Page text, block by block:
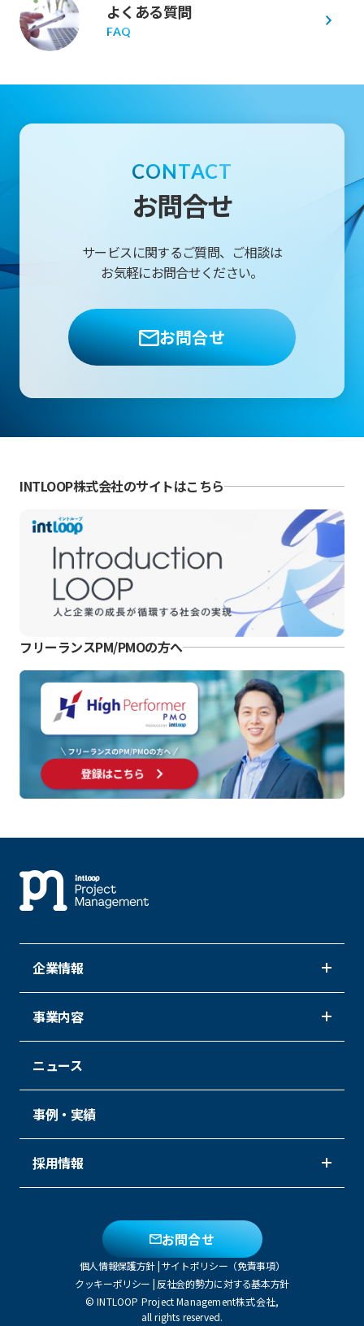
よくある質問
FAQ
CONTACT
お問合せ
サービスに関するご質問、ご相談は
お気軽にお問合せください。
お問合せ
INTLOOP株式会社のサイトはこちら
フリーランスPM/PMOの方へ
お問合せ
企業情報
事業内容
ニュース
事例・実績
採用情報
個人情報保護方針|サイトポリシー（免責事項）
クッキーポリシー | 反社会的勢力に対する基本方針
© INTLOOP Project Management株式会社,
all rights reserved.